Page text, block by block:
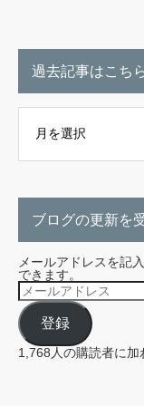
過去記事はこち
ブログの更新を
メールアドレスを記
できます。
メ
ー
ル
ア
ド
レ
ス
登録
1,768人の購読者に加